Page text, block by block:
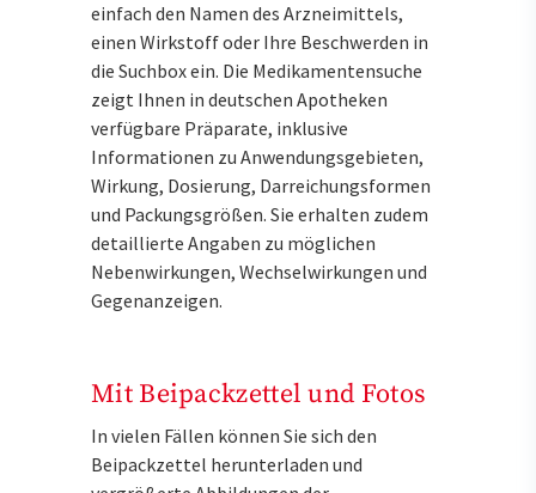
einfach den Namen des Arzneimittels,
einen Wirkstoff oder Ihre Beschwerden in
die Suchbox ein. Die Medikamentensuche
zeigt Ihnen in deutschen Apotheken
verfügbare Präparate, inklusive
Informationen zu Anwendungsgebieten,
Wirkung, Dosierung, Darreichungsformen
und Packungsgrößen. Sie erhalten zudem
detaillierte Angaben zu möglichen
Nebenwirkungen, Wechselwirkungen und
Gegenanzeigen.
Mit Beipackzettel und Fotos
In vielen Fällen können Sie sich den
Beipackzettel herunterladen und